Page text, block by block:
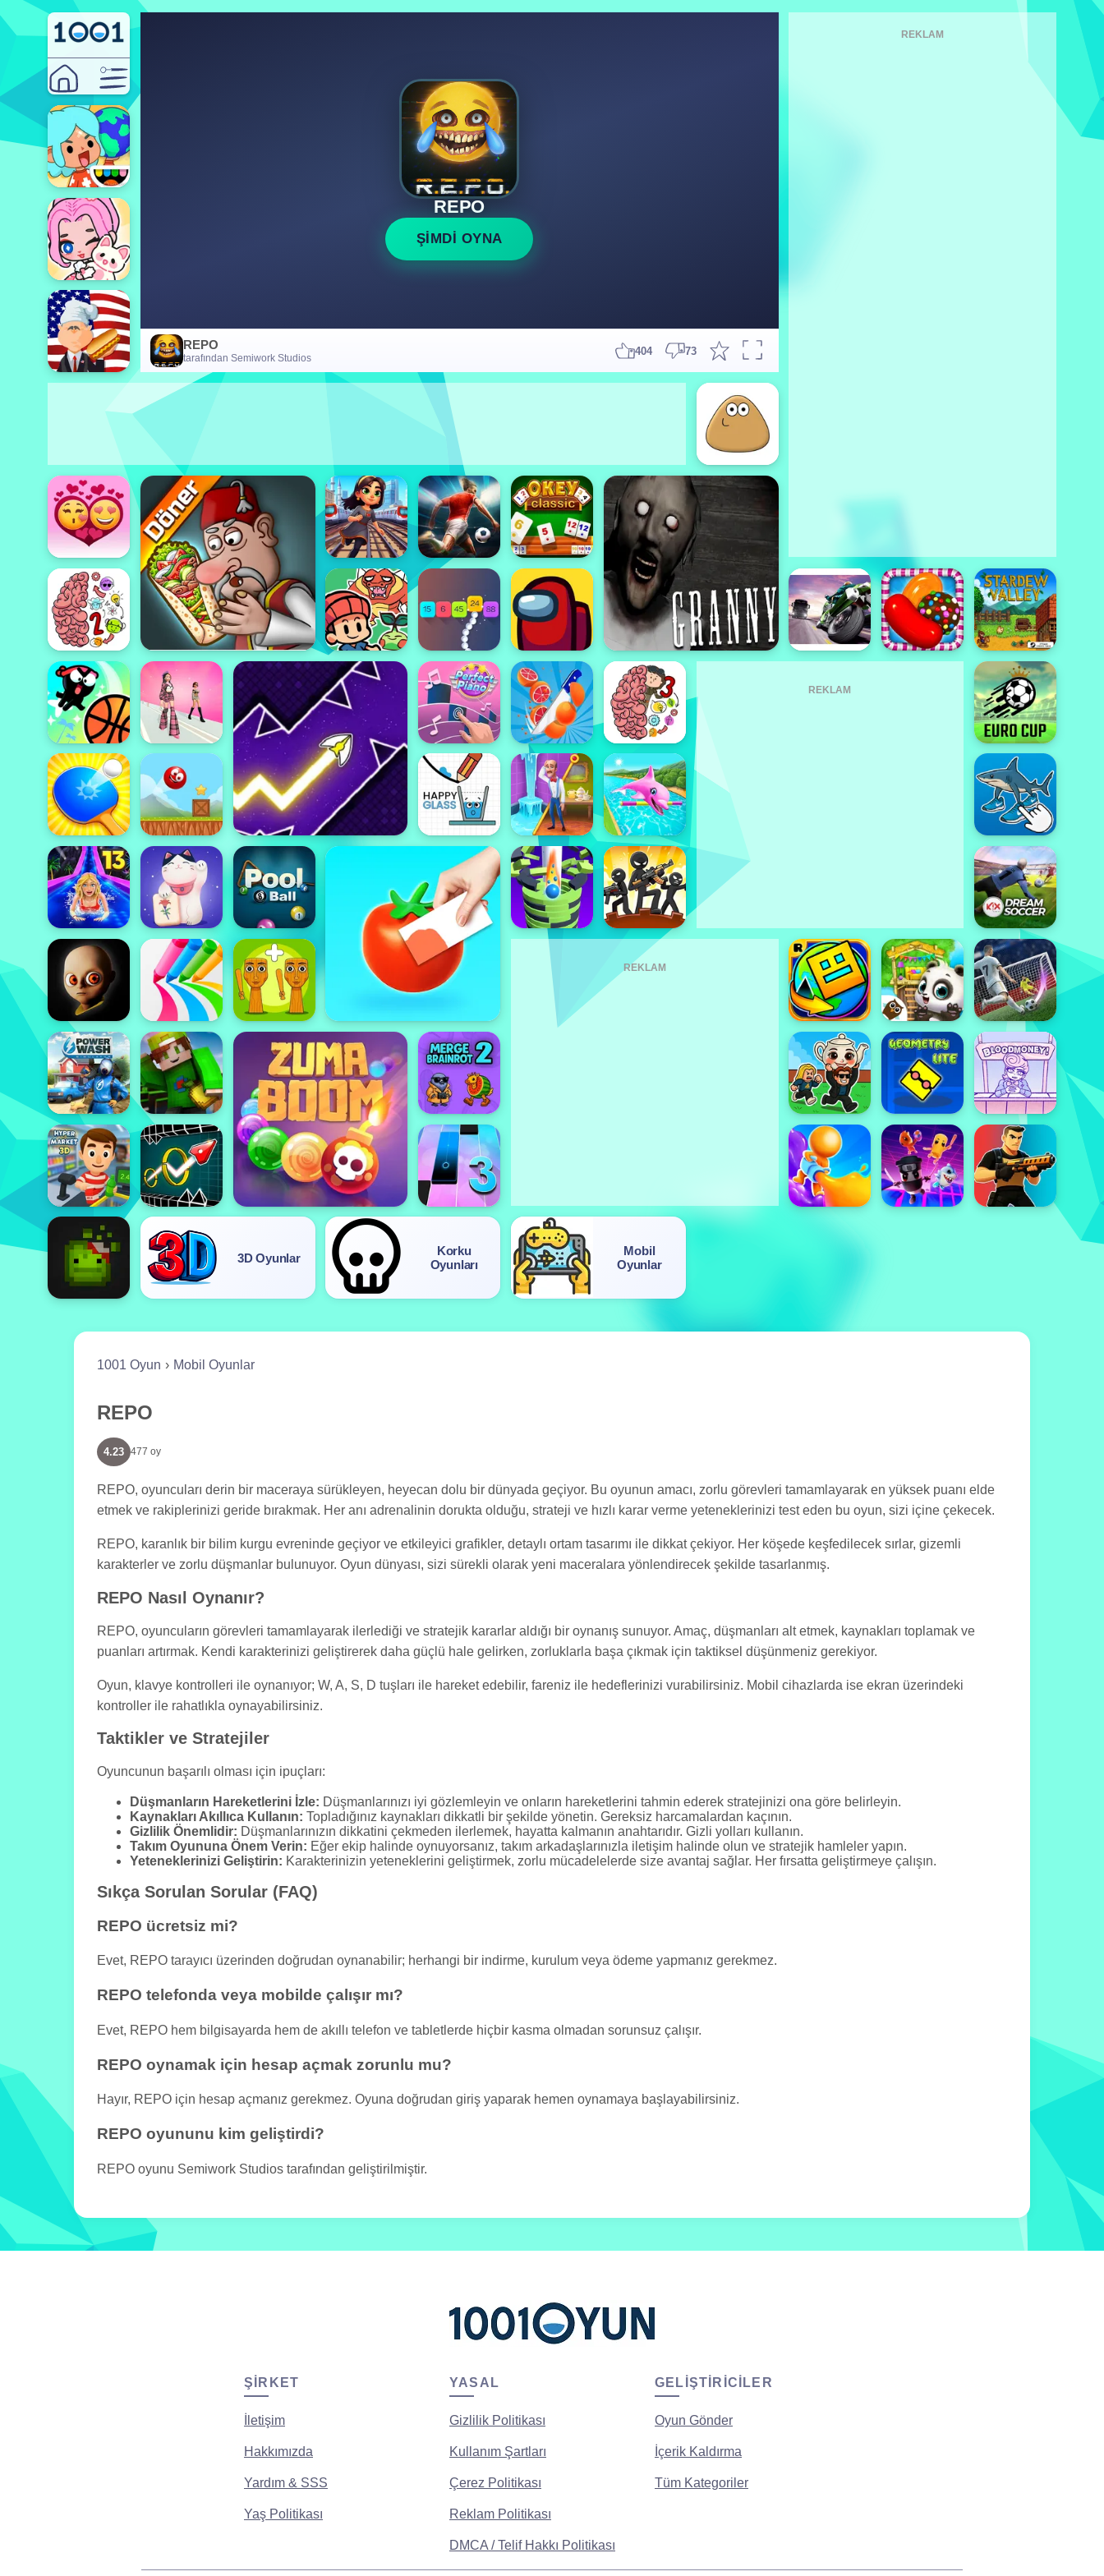
REPO
ŞİMDİ OYNA
REPO
tarafından Semiwork Studios
404 73
REKLAM
REKLAM
REKLAM
3D Oyunlar
Korku
Oyunları
Mobil
Oyunlar
1001 Oyun Mobil Oyunlar
REPO
4.23 477 oy
REPO, oyuncuları derin bir maceraya sürükleyen, heyecan dolu bir dünyada geçiyor. Bu oyunun amacı, zorlu görevleri tamamlayarak en yüksek puanı elde
etmek ve rakiplerinizi geride bırakmak. Her anı adrenalinin dorukta olduğu, strateji ve hızlı karar verme yeteneklerinizi test eden bu oyun, sizi içine çekecek.
REPO, karanlık bir bilim kurgu evreninde geçiyor ve etkileyici grafikler, detaylı ortam tasarımı ile dikkat çekiyor. Her köşede keşfedilecek sırlar, gizemli
karakterler ve zorlu düşmanlar bulunuyor. Oyun dünyası, sizi sürekli olarak yeni maceralara yönlendirecek şekilde tasarlanmış.
REPO Nasıl Oynanır?
REPO, oyuncuların görevleri tamamlayarak ilerlediği ve stratejik kararlar aldığı bir oynanış sunuyor. Amaç, düşmanları alt etmek, kaynakları toplamak ve
puanları artırmak. Kendi karakterinizi geliştirerek daha güçlü hale gelirken, zorluklarla başa çıkmak için taktiksel düşünmeniz gerekiyor.
Oyun, klavye kontrolleri ile oynanıyor; W, A, S, D tuşları ile hareket edebilir, fareniz ile hedeflerinizi vurabilirsiniz. Mobil cihazlarda ise ekran üzerindeki
kontroller ile rahatlıkla oynayabilirsiniz.
Taktikler ve Stratejiler
Oyuncunun başarılı olması için ipuçları:
Düşmanların Hareketlerini İzle: Düşmanlarınızı iyi gözlemleyin ve onların hareketlerini tahmin ederek stratejinizi ona göre belirleyin.
Kaynakları Akıllıca Kullanın: Topladığınız kaynakları dikkatli bir şekilde yönetin. Gereksiz harcamalardan kaçının.
Gizlilik Önemlidir: Düşmanlarınızın dikkatini çekmeden ilerlemek, hayatta kalmanın anahtarıdır. Gizli yolları kullanın.
Takım Oyununa Önem Verin: Eğer ekip halinde oynuyorsanız, takım arkadaşlarınızla iletişim halinde olun ve stratejik hamleler yapın.
Yeteneklerinizi Geliştirin: Karakterinizin yeteneklerini geliştirmek, zorlu mücadelelerde size avantaj sağlar. Her fırsatta geliştirmeye çalışın.
Sıkça Sorulan Sorular (FAQ)
REPO ücretsiz mi?
Evet, REPO tarayıcı üzerinden doğrudan oynanabilir; herhangi bir indirme, kurulum veya ödeme yapmanız gerekmez.
REPO telefonda veya mobilde çalışır mı?
Evet, REPO hem bilgisayarda hem de akıllı telefon ve tabletlerde hiçbir kasma olmadan sorunsuz çalışır.
REPO oynamak için hesap açmak zorunlu mu?
Hayır, REPO için hesap açmanız gerekmez. Oyuna doğrudan giriş yaparak hemen oynamaya başlayabilirsiniz.
REPO oyununu kim geliştirdi?
REPO oyunu Semiwork Studios tarafından geliştirilmiştir.
ŞIRKET
İletişim
Hakkımızda
Yardım & SSS
Yaş Politikası
YASAL
Gizlilik Politikası
Kullanım Şartları
Çerez Politikası
Reklam Politikası
DMCA / Telif Hakkı Politikası
GELIŞTIRICILER
Oyun Gönder
İçerik Kaldırma
Tüm Kategoriler